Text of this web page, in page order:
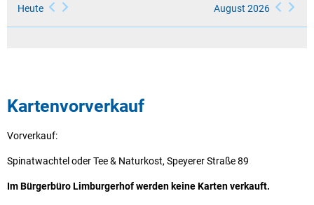
Heute August 2026
Kartenvorverkauf
Vorverkauf:
Spinatwachtel oder Tee & Naturkost, Speyerer Straße 89
Im Bürgerbüro Limburgerhof werden keine Karten verkauft.